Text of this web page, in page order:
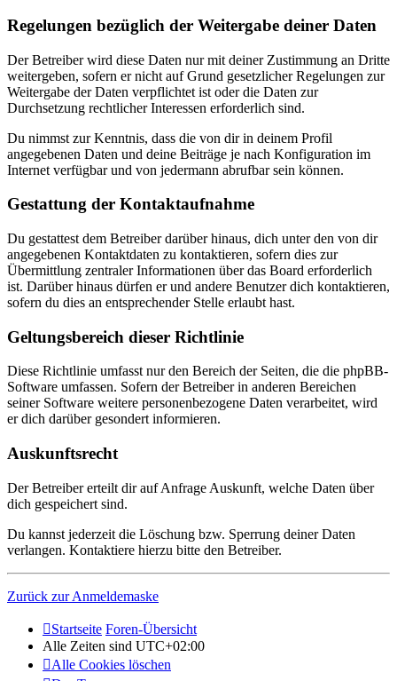
Regelungen bezüglich der Weitergabe deiner Daten
Der Betreiber wird diese Daten nur mit deiner Zustimmung an Dritte
weitergeben, sofern er nicht auf Grund gesetzlicher Regelungen zur
Weitergabe der Daten verpflichtet ist oder die Daten zur
Durchsetzung rechtlicher Interessen erforderlich sind.
Du nimmst zur Kenntnis, dass die von dir in deinem Profil
angegebenen Daten und deine Beiträge je nach Konfiguration im
Internet verfügbar und von jedermann abrufbar sein können.
Gestattung der Kontaktaufnahme
Du gestattest dem Betreiber darüber hinaus, dich unter den von dir
angegebenen Kontaktdaten zu kontaktieren, sofern dies zur
Übermittlung zentraler Informationen über das Board erforderlich
ist. Darüber hinaus dürfen er und andere Benutzer dich kontaktieren,
sofern du dies an entsprechender Stelle erlaubt hast.
Geltungsbereich dieser Richtlinie
Diese Richtlinie umfasst nur den Bereich der Seiten, die die phpBB-
Software umfassen. Sofern der Betreiber in anderen Bereichen
seiner Software weitere personenbezogene Daten verarbeitet, wird
er dich darüber gesondert informieren.
Auskunftsrecht
Der Betreiber erteilt dir auf Anfrage Auskunft, welche Daten über
dich gespeichert sind.
Du kannst jederzeit die Löschung bzw. Sperrung deiner Daten
verlangen. Kontaktiere hierzu bitte den Betreiber.
Zurück zur Anmeldemaske
Startseite Foren-Übersicht
Alle Zeiten sind UTC+02:00
Alle Cookies löschen